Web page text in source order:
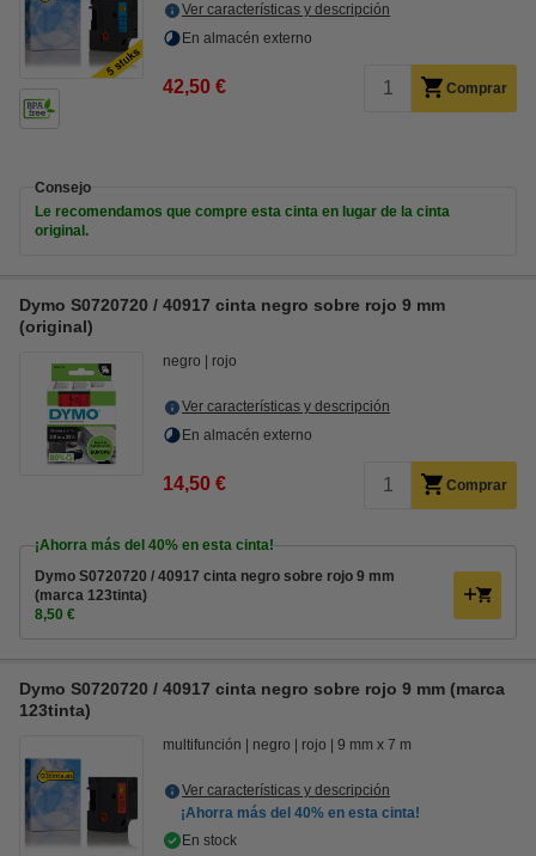
Ver características y descripción
En almacén externo
42,50 € Comprar
Consejo
Le recomendamos que compre esta cinta en lugar de la cinta
original.
Dymo S0720720 / 40917 cinta negro sobre rojo 9 mm
(original)
negro rojo
Ver características y descripción
En almacén externo
14,50 € Comprar
¡Ahorra más del 40% en esta cinta!
Dymo S0720720 / 40917 cinta negro sobre rojo 9 mm
(marca 123tinta)
8,50 €
Dymo S0720720 / 40917 cinta negro sobre rojo 9 mm (marca
123tinta)
multifunción negro rojo 9 mm x 7 m
Ver características y descripción
¡Ahorra más del 40% en esta cinta!
En stock